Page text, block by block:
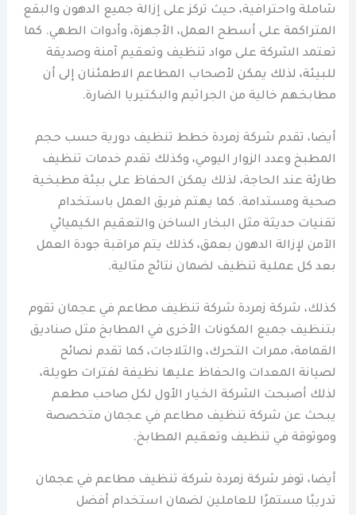
شاملة واحترافية، حيث تركز على إزالة جميع الدهون والبقع
المتراكمة على أسطح العمل، الأجهزة، وأدوات الطهي. كما
تعتمد الشركة على مواد تنظيف وتعقيم آمنة وصديقة
للبيئة، لذلك يمكن لأصحاب المطاعم الاطمئنان إلى أن
مطابخهم خالية من الجراثيم والبكتيريا الضارة.
أيضا، تقدم شركة زمردة خطط تنظيف دورية حسب حجم
المطبخ وعدد الزوار اليومي، وكذلك تقدم خدمات تنظيف
طارئة عند الحاجة، لذلك يمكن الحفاظ على بيئة مطبخية
صحية ومستدامة. كما يهتم فريق العمل باستخدام
تقنيات حديثة مثل البخار الساخن والتعقيم الكيميائي
الآمن لإزالة الدهون بعمق، كذلك يتم مراقبة جودة العمل
بعد كل عملية تنظيف لضمان نتائج مثالية.
كذلك، شركة زمردة شركة تنظيف مطاعم في عجمان تقوم
بتنظيف جميع المكونات الأخرى في المطابخ مثل صناديق
القمامة، ممرات التحرك، والثلاجات، كما تقدم نصائح
لصيانة المعدات والحفاظ عليها نظيفة لفترات طويلة،
لذلك أصبحت الشركة الخيار الأول لكل صاحب مطعم
يبحث عن شركة تنظيف مطاعم في عجمان متخصصة
وموثوقة في تنظيف وتعقيم المطابخ.
أيضا، توفر شركة زمردة شركة تنظيف مطاعم في عجمان
تدريبًا مستمرًا للعاملين لضمان استخدام أفضل